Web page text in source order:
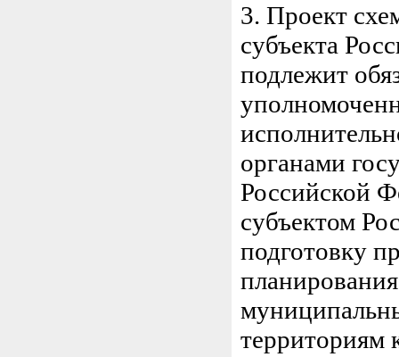
3. Проект
субъекта
подлежит
органами
Российской
субъектом
подготовку
территориям